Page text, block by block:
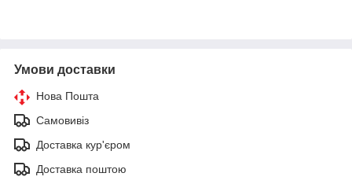
Умови доставки
Нова Пошта
Самовивіз
Доставка кур'єром
Доставка поштою